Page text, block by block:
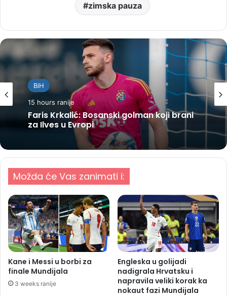
zimska pauza
BiH
15 hours ranije
Faris Krkalić: Bosanski golman koji brani
za Ilves u Evropi
Možda će Vas zanimati i:
Kane i Messi u borbi za
finale Mundijala
3 weeks ranije
Engleska u golijadi
nadigrala Hrvatsku i
napravila veliki korak ka
nokaut fazi Mundijala